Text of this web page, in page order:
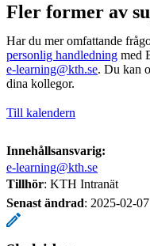
Fler former av
Har du mer omfattande
personlig handledning med
e-learning@kth.se. Du kan
dina kollegor.
Till kalendern
Innehållsansvarig:
e-learning@kth.se
Tillhör: KTH Intranät
Senast ändrad: 2025-02-07